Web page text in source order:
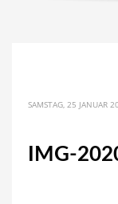
SAMSTAG, 25 JANUAR
IMG-